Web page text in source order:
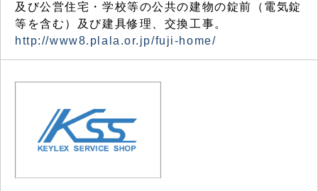
及び公営住宅・学校等の公共の建物の錠前（電気錠
等を含む）及び建具修理、交換工事。
http://www8.plala.or.jp/fuji-home/